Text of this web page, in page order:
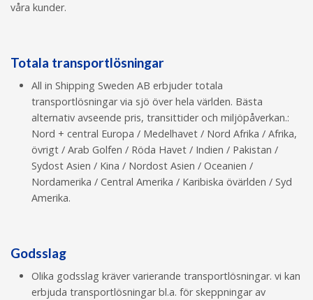
våra kunder.
Totala transportlösningar
All in Shipping Sweden AB erbjuder totala
transportlösningar via sjö över hela världen. Bästa
alternativ avseende pris, transittider och miljöpåverkan.:
Nord + central Europa / Medelhavet / Nord Afrika / Afrika,
övrigt / Arab Golfen / Röda Havet / Indien / Pakistan /
Sydost Asien / Kina / Nordost Asien / Oceanien /
Nordamerika / Central Amerika / Karibiska övärlden / Syd
Amerika.
Godsslag
Olika godsslag kräver varierande transportlösningar. vi kan
erbjuda transportlösningar bl.a. för skeppningar av